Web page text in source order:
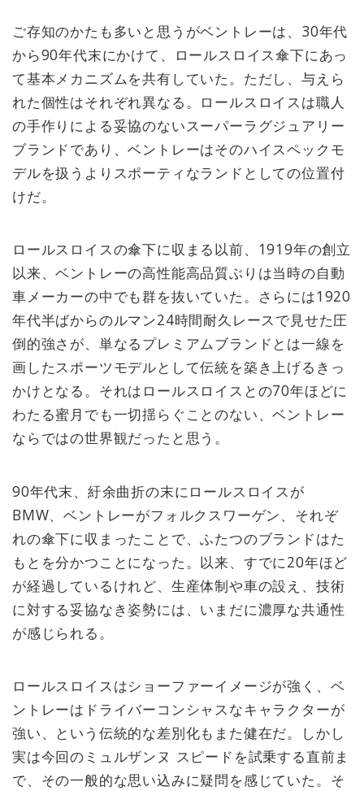
ご存知のかたも多いと思うがベントレーは、30年代
から90年代末にかけて、ロールスロイス傘下にあっ
て基本メカニズムを共有していた。ただし、与えら
れた個性はそれぞれ異なる。ロールスロイスは職人
の手作りによる妥協のないスーパーラグジュアリー
ブランドであり、ベントレーはそのハイスペックモ
デルを扱うよりスポーティなランドとしての位置付
けだ。
ロールスロイスの傘下に収まる以前、1919年の創立
以来、ベントレーの高性能高品質ぶりは当時の自動
車メーカーの中でも群を抜いていた。さらには1920
年代半ばからのルマン24時間耐久レースで見せた圧
倒的強さが、単なるプレミアムブランドとは一線を
画したスポーツモデルとして伝統を築き上げるきっ
かけとなる。それはロールスロイスとの70年ほどに
わたる蜜月でも一切揺らぐことのない、ベントレー
ならではの世界観だったと思う。
90年代末、紆余曲折の末にロールスロイスが
BMW、ベントレーがフォルクスワーゲン、それぞ
れの傘下に収まったことで、ふたつのブランドはた
もとを分かつことになった。以来、すでに20年ほど
が経過しているけれど、生産体制や車の設え、技術
に対する妥協なき姿勢には、いまだに濃厚な共通性
が感じられる。
ロールスロイスはショーファーイメージが強く、ベ
ントレーはドライバーコンシャスなキャラクターが
強い、という伝統的な差別化もまた健在だ。しかし
実は今回のミュルザンヌ スピードを試乗する直前ま
で、その一般的な思い込みに疑問を感じていた。そ